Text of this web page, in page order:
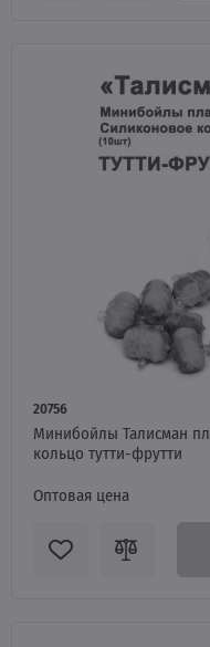
20756
Минибойлы Талисман
кольцо тутти-фрутти
Оптовая цена